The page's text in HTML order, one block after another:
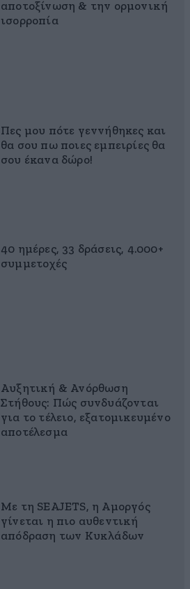
αποτοξίνωση & την ορμονική
ισορροπία
Πες μου πότε γεννήθηκες και
θα σου πω ποιες εμπειρίες θα
σου έκανα δώρο!
40 ημέρες, 33 δράσεις, 4.000+
συμμετοχές
Αυξητική & Ανόρθωση
Στήθους: Πώς συνδυάζονται
για το τέλειο, εξατομικευμένο
αποτέλεσμα
Με τη SEAJETS, η Αμοργός
γίνεται η πιο αυθεντική
απόδραση των Κυκλάδων